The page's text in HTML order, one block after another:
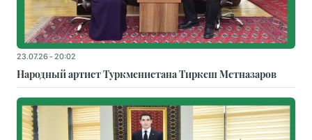
23.07.26 - 20:02
Народный артист Туркменистана Тиркеш Мeтназаров